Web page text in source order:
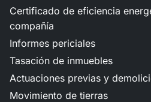
Certificado de eficiencia
compañía
Informes periciales
Tasación de inmuebles
Actuaciones previas y
Movimiento de tierras